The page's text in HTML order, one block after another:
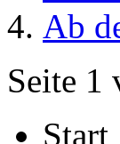
Ab
Seite 1
Start